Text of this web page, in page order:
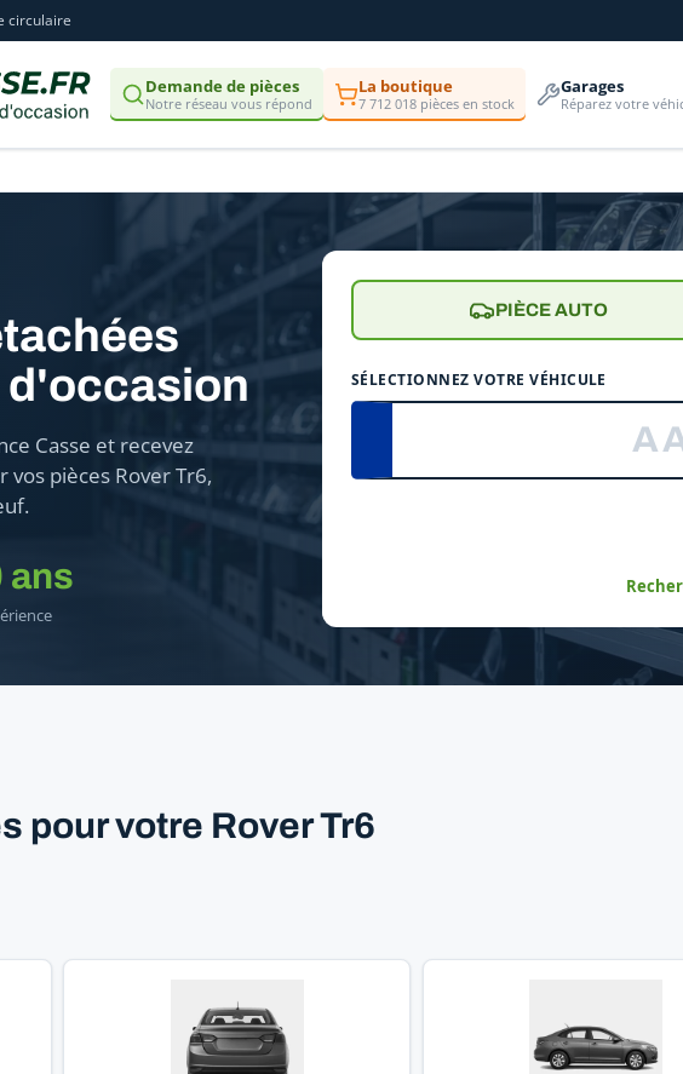
circulaire
Demande de pièces
Notre réseau vous répond
La boutique
7 712 018 pièces en stock
Garages
Réparez votre
d'occasion
Casse et recevez
vos pièces Rover Tr6,
ans
PIÈCE AUTO
SÉLECTIONNEZ VOTRE VÉHICULE
pour votre Rover Tr6